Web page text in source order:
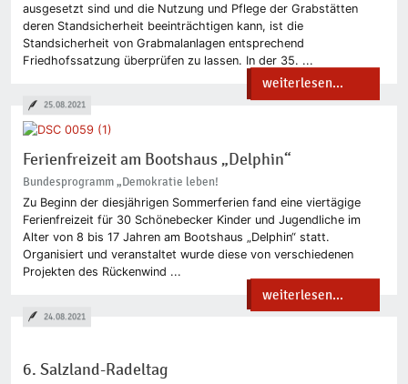
ausgesetzt sind und die Nutzung und Pflege der Grabstätten
deren Standsicherheit beeinträchtigen kann, ist die
Standsicherheit von Grabmalanlagen entsprechend
Friedhofssatzung überprüfen zu lassen. In der 35. ...
weiterlesen...
Ferienfreizeit am Bootshaus „Delphin“
Bundesprogramm „Demokratie leben!
Zu Beginn der diesjährigen Sommerferien fand eine viertägige
Ferienfreizeit für 30 Schönebecker Kinder und Jugendliche im
Alter von 8 bis 17 Jahren am Bootshaus „Delphin“ statt.
Organisiert und veranstaltet wurde diese von verschiedenen
Projekten des Rückenwind ...
weiterlesen...
25.08.2021
6. Salzland-Radeltag
24.08.2021